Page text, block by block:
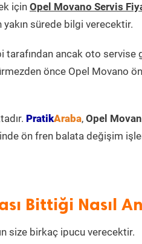
içinOpel Movano Servis
sürede bilgi verecektir.
tarafından ancak oto
önce Opel Movano
PratikAraba, Opel
ön fren balata değişim
Bittiği Nasıl
size birkaç ipucu verecektir.